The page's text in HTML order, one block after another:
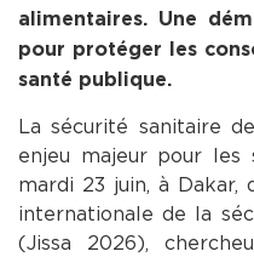
alimentaires. Une
pour protéger les
santé publique.
La sécurité sanitaire
enjeu majeur pour les
mardi 23 juin, à Dakar,
internationale de la
(Jissa 2026),